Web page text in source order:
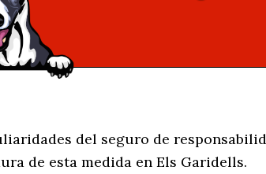
del seguro de
de esta medida en Els Garidells.